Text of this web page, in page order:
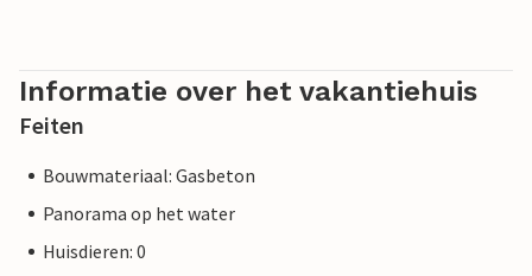
Informatie over het vakantiehuis
Feiten
Bouwmateriaal: Gasbeton
Panorama op het water
Huisdieren: 0